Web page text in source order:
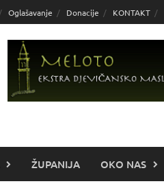
Oglašavanje Donacije KONTAKT
ŽUPANIJA OKO NAS